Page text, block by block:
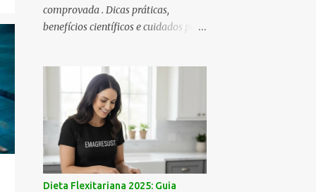
comprovada . Dicas práticas,
benefícios científicos e cuidados para
um pensamento acelerado que não
para, e uma vontade de fugir do
mundo por uns minutos? 💭 A
ansiedade é assim — silenciosa,
sorrateira e, às vezes, avassaladora.
Mas calma… respira comigo. 🌬️ Hoje
eu trouxe uma lista especial: 7
Dieta Flexitariana 2025: Guia